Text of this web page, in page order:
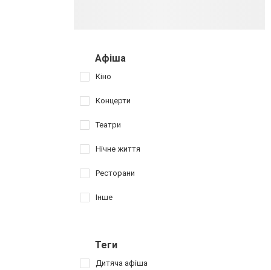
Афіша
Кіно
Концерти
Театри
Нічне життя
Ресторани
Інше
Теги
Дитяча афіша